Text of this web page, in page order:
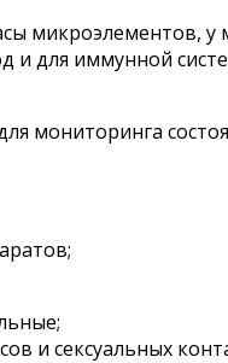
микроэлементов,
и для иммунной
мониторинга
и сексуальных